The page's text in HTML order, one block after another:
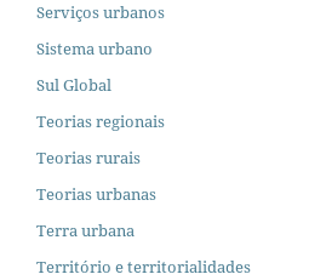
Serviços urbanos
Sistema urbano
Sul Global
Teorias regionais
Teorias rurais
Teorias urbanas
Terra urbana
Território e territorialidades